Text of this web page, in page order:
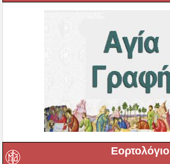
Εορτολόγιο